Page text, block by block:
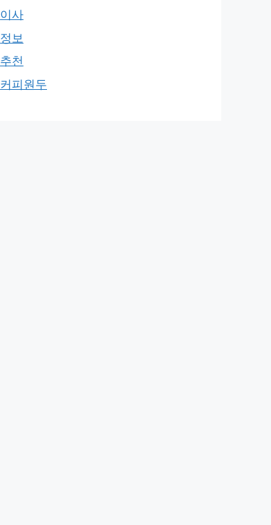
이사
정보
추천
커피원두